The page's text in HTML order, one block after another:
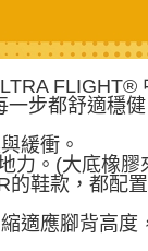
FLIGHT®
步都舒適穩健
緩衝。
力。(大底橡膠
的鞋款，都配
適應腳背高度